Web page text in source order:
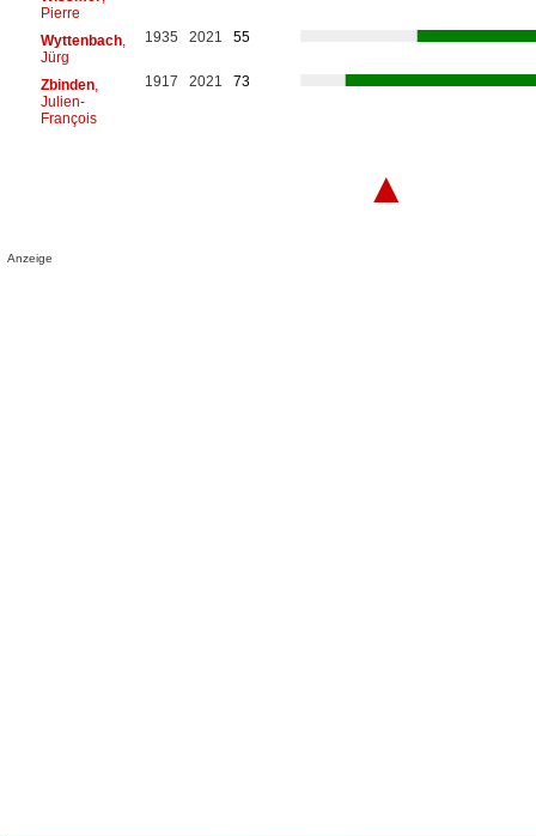
Pierre
Wyttenbach,
Jürg
1935 2021 55
Zbinden,
Julien-
François
1917 2021 73
▲
Anzeige